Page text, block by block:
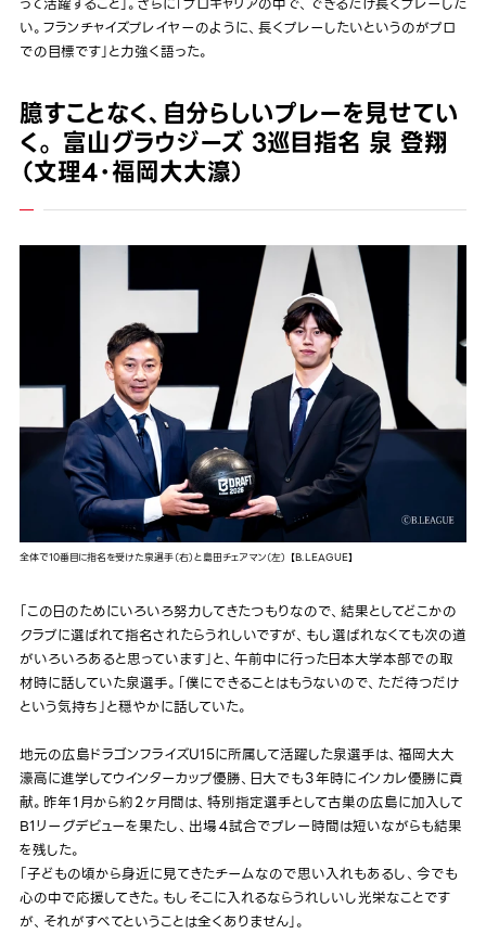
って活躍すること」。さらに「プロキャリアの中で、できるだけ長くプレーした
い。フランチャイズプレイヤーのように、長くプレーしたいというのがプロ
での目標です」と力強く語った。
臆すことなく、自分らしいプレーを見せてい
く。 富山グラウジーズ 3巡目指名 泉 登翔
（文理4・福岡大大濠）
全体で10番目に指名を受けた泉選手（右）と島田チェアマン（左） 【B.LEAGUE】
「この日のためにいろいろ努力してきたつもりなので、結果としてどこかの
クラブに選ばれて指名されたらうれしいですが、もし選ばれなくても次の道
がいろいろあると思っています」と、午前中に行った日本大学本部での取
材時に話していた泉選手。「僕にできることはもうないので、ただ待つだけ
という気持ち」と穏やかに話していた。
地元の広島ドラゴンフライズU15に所属して活躍した泉選手は、福岡大大
濠高に進学してウインターカップ優勝、日大でも３年時にインカレ優勝に貢
献。昨年１月から約２ヶ月間は、特別指定選手として古巣の広島に加入して
B1リーグデビューを果たし、出場４試合でプレー時間は短いながらも結果
を残した。
「子どもの頃から身近に見てきたチームなので思い入れもあるし、今でも
心の中で応援してきた。もしそこに入れるならうれしいし光栄なことです
が、それがすべてということは全くありません」。